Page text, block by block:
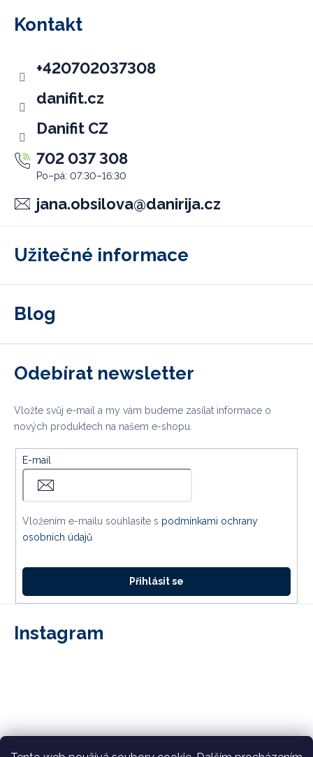
Kontakt
jana.obsilova@danirija.cz
702 037 308
Danifit CZ
danifit.cz
+420702037308
Užitečné informace
Blog
Odebírat newsletter
Vložte svůj e-mail a my vám budeme zasílat informace o
nových produktech na našem e-shopu.
E-mail
Vložením e-mailu souhlasíte s podmínkami ochrany
osobních údajů
Přihlásit se
Instagram